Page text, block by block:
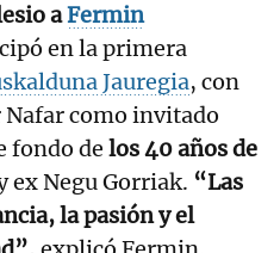
aFermin
en la primera
Jauregia, con
como invitado
fondo de los 40 años de
ex Negu Gorriak. “Las
la pasión y el